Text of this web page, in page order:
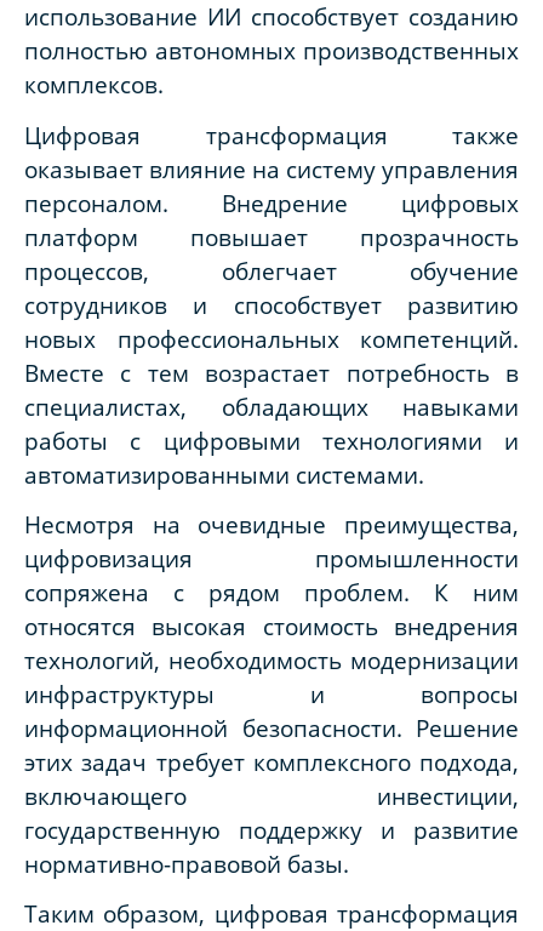
использование ИИ способствует созданию
полностью автономных производственных
комплексов.
Цифровая трансформация также
оказывает влияние на систему управления
персоналом. Внедрение цифровых
платформ повышает прозрачность
процессов, облегчает обучение
сотрудников и способствует развитию
новых профессиональных компетенций.
Вместе с тем возрастает потребность в
специалистах, обладающих навыками
работы с цифровыми технологиями и
автоматизированными системами.
Несмотря на очевидные преимущества,
цифровизация промышленности
сопряжена с рядом проблем. К ним
относятся высокая стоимость внедрения
технологий, необходимость модернизации
инфраструктуры и вопросы
информационной безопасности. Решение
этих задач требует комплексного подхода,
включающего инвестиции,
государственную поддержку и развитие
нормативно-правовой базы.
Таким образом, цифровая трансформация